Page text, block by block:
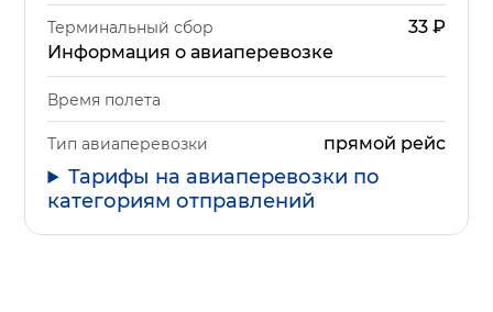
Терминальный сбор 33₽
Информация о авиаперевозке
Время полета
Тип авиаперевозки прямой рейс
Тарифы на авиаперевозки по
категориям отправлений